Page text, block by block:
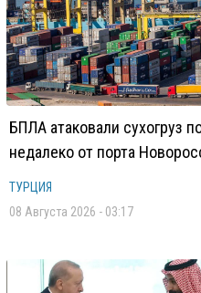
БПЛА атаковали сухогруз
недалеко от порта
ТУРЦИЯ
08 Августа 2026 - 03:17